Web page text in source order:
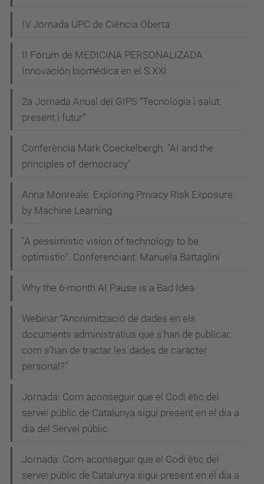
IV Jornada UPC de Ciència Oberta
II Fórum de MEDICINA PERSONALIZADA
Innovación biomédica en el S.XXI
2a Jornada Anual del GIPS “Tecnologia i salut:
present i futur”
Conferència Mark Coeckelbergh: "AI and the
principles of democracy"
Anna Monreale: Exploring Privacy Risk Exposure
by Machine Learning
"A pessimistic vision of technology to be
optimistic". Conferenciant: Manuela Battaglini
Why the 6-month AI Pause is a Bad Idea
Webinar “Anonimització de dades en els
documents administratius que s’han de publicar:
com s’han de tractar les dades de caràcter
personal?"
Jornada: Com aconseguir que el Codi ètic del
servei públic de Catalunya sigui present en el dia a
dia del Servei públic.
Jornada: Com aconseguir que el Codi ètic del
servei públic de Catalunya sigui present en el dia a